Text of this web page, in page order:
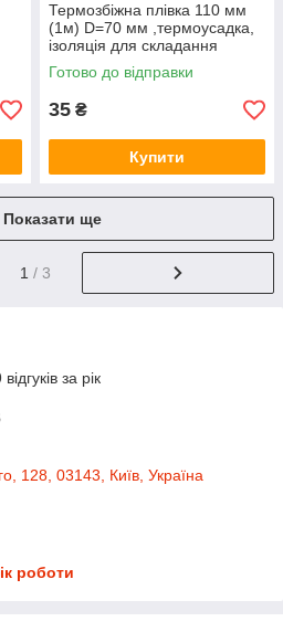
Термозбіжна плівка 110 мм
(1м) D=70 мм ,термоусадка,
ізоляція для складання
акумуляторів
Готово до відправки
35 ₴
Купити
Показати ще
1 / 3
за рік
128, 03143, Київ, Україна
роботи